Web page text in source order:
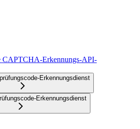
CAPTCHA-Erkennungs-API-
Erkennungsdienst
Erkennungsdienst